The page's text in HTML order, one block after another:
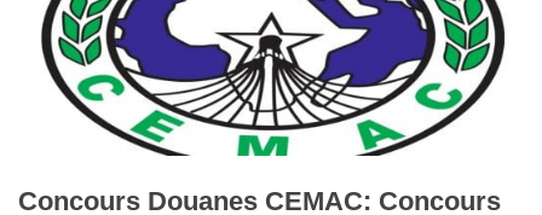
Concours Douanes CEMAC: Concours